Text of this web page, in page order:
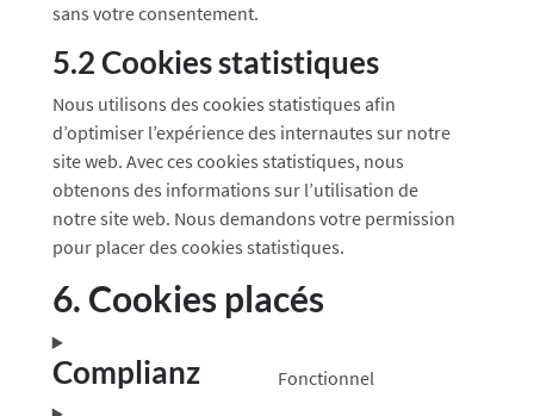
sans votre consentement.
5.2 Cookies statistiques
Nous utilisons des cookies statistiques afin
d’optimiser l’expérience des internautes sur notre
site web. Avec ces cookies statistiques, nous
obtenons des informations sur l’utilisation de
notre site web. Nous demandons votre permission
pour placer des cookies statistiques.
6. Cookies placés
Complianz Fonctionnel